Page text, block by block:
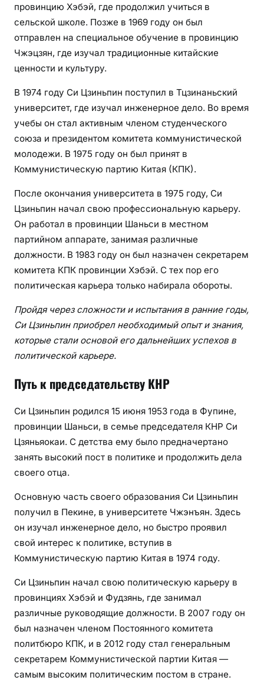
провинцию Хэбэй, где продолжил учиться в
сельской школе. Позже в 1969 году он был
отправлен на специальное обучение в провинцию
Чжэцзян, где изучал традиционные китайские
ценности и культуру.
В 1974 году Си Цзиньпин поступил в Тцзинаньский
университет, где изучал инженерное дело. Во время
учебы он стал активным членом студенческого
союза и президентом комитета коммунистической
молодежи. В 1975 году он был принят в
Коммунистическую партию Китая (КПК).
После окончания университета в 1975 году, Си
Цзиньпин начал свою профессиональную карьеру.
Он работал в провинции Шаньси в местном
партийном аппарате, занимая различные
должности. В 1983 году он был назначен секретарем
комитета КПК провинции Хэбэй. С тех пор его
политическая карьера только набирала обороты.
Пройдя через сложности и испытания в ранние годы,
Си Цзиньпин приобрел необходимый опыт и знания,
которые стали основой его дальнейших успехов в
политической карьере.
Путь к председательству КНР
Си Цзиньпин родился 15 июня 1953 года в Фупине,
провинции Шаньси, в семье председателя КНР Си
Цзяньяокаи. С детства ему было предначертано
занять высокий пост в политике и продолжить дела
своего отца.
Основную часть своего образования Си Цзиньпин
получил в Пекине, в университете Чжэнъян. Здесь
он изучал инженерное дело, но быстро проявил
свой интерес к политике, вступив в
Коммунистическую партию Китая в 1974 году.
Си Цзиньпин начал свою политическую карьеру в
провинциях Хэбэй и Фудзянь, где занимал
различные руководящие должности. В 2007 году он
был назначен членом Постоянного комитета
политбюро КПК, и в 2012 году стал генеральным
секретарем Коммунистической партии Китая —
самым высоким политическим постом в стране.